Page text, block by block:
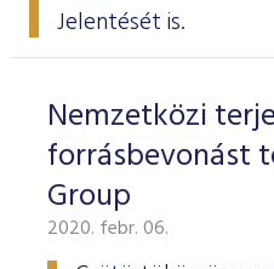
Jelentését is.
Nemzetközi
forrásbevonást
Group
2020. febr. 06.